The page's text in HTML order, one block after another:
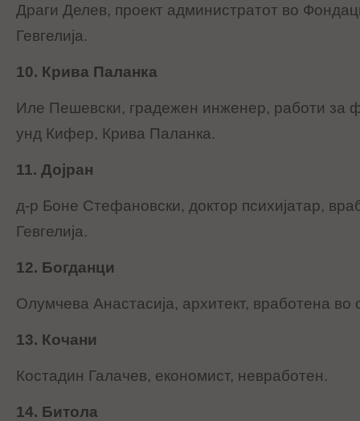
Драги Делев, проект администратот во
Гевгелија.
10. Крива Паланка
Иле Пешевски, градежен инженер, работи за
унд Кифер, Крива Паланка.
11. Дојран
д-р Боне Стефановски, доктор психијатар,
Гевгелија.
12. Богданци
Олумчева Анастасија, архитект, вработена во
13. Кочани
Костадин Галачев, економист, невработен.
14. Битола